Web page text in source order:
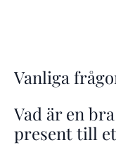
Vanliga
Vad är en
present till